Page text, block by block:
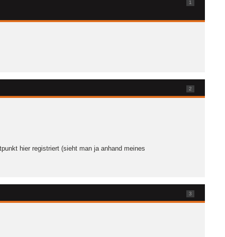
1
2
hier registriert (sieht man ja anhand meines
3